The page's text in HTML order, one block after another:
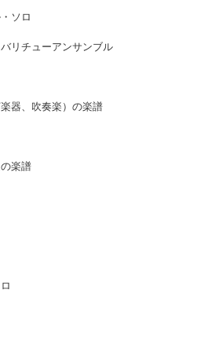
ソロ
リチューアンサンブル
器、吹奏楽）の楽譜
楽譜